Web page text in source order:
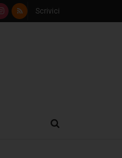
Scrivici